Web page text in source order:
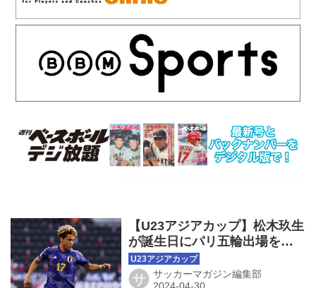
【U23アジアカップ】松木玖生
が誕生日にパリ五輪出場を決
める！「人生で一番の、最高
のプレゼント」
サ サッカーマガジン編集部